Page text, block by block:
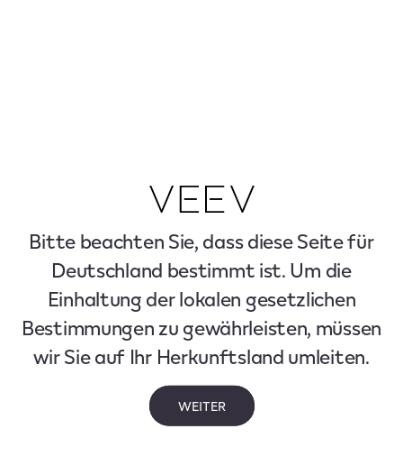
Bitte beachten Sie, dass diese Seite für
Deutschland bestimmt ist. Um die
Einhaltung der lokalen gesetzlichen
Bestimmungen zu gewährleisten, müssen
wir Sie auf Ihr Herkunftsland umleiten.
WEITER